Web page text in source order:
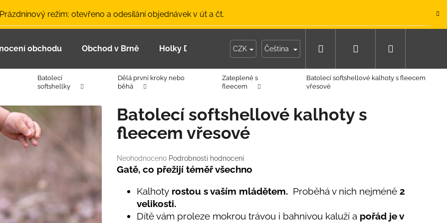
režim: otevřeno a odesílání objednávek v út a čt.
obchodu Obchod v Brně Holky Dupeťačky Moje objednávka
CZK Čeština Hledat Přihlášení
Batolecí
softshellky
Dělá první kroky nebo
běhá
Zateplené s
fleecem
Batolecí softshellové kalhoty s fleecem
vřesové
Průměrné
hodnocení
Neohodnoceno Podrobnosti hodnocení
Batolecí softshellové kalhoty s
fleecem vřesové
Gatě, co přežijí téměř všechno
Kalhoty rostou s vaším mládětem. Proběhá v nich nejméně 2
velikosti.
Dítě vám proleze mokrou trávou i bahnivou kaluží a pořád je v
Co potřebujete najít?
Doporučujeme
ČEPICE UV 30 SVĚTLE MODRÁ
BAMBUSOVÉ TRIKO NÁMOŘNICKÉ